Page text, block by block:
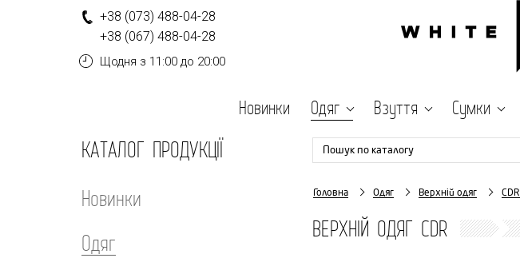
+38 (073) 488-04-28
+38 (067) 488-04-28
Щодня з 11:00 до 20:00
Новинки Одяг Взуття Сумки
КАТАЛОГ ПРОДУКЦІЇ
Новинки
Одяг
Пошук по каталогу
Головна Одяг Верхній одяг CDR
ВЕРХНІЙ ОДЯГ CDR